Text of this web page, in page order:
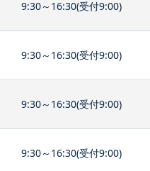
9:30～16:30(受付9:00)
9:30～16:30(受付9:00)
9:30～16:30(受付9:00)
9:30～16:30(受付9:00)